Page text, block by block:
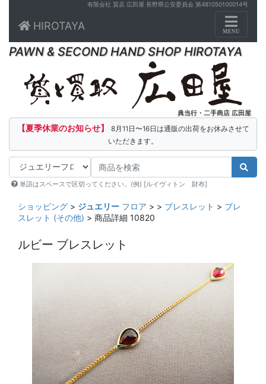
有限会社 質店 広田屋 長野県公安委員会 第481050100014号
HIROTAYA
Toggle
MENU
PAWN & SECOND HAND SHOP HIROTAYA
典当行・二手商店 広田屋
【夏季休業のお知らせ】
8月11日〜16日は通販の出荷をお休みさせて
いただきます。
単語はスペースで区切ってください。(例) [ルイヴィトン 財布]
ショッピング > ジュエリー フロア > > ブレスレット > ブレ
スレット (その他) > 商品詳細 10820
ルビー ブレスレット